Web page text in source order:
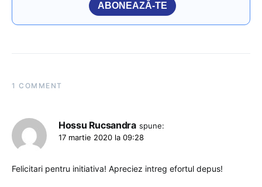
ABONEAZĂ-TE
1 COMMENT
Hossu Rucsandra spune:
17 martie 2020 la 09:28
Felicitari pentru initiativa! Apreciez intreg efortul depus!